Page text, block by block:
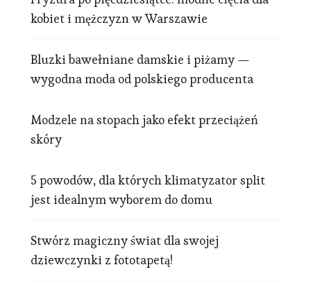
kobiet i mężczyzn w Warszawie
Bluzki bawełniane damskie i piżamy —
wygodna moda od polskiego producenta
Modzele na stopach jako efekt przeciążeń
skóry
5 powodów, dla których klimatyzator split
jest idealnym wyborem do domu
Stwórz magiczny świat dla swojej
dziewczynki z fototapetą!